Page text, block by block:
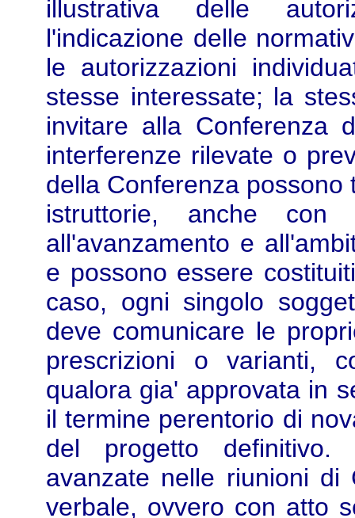
illustrativa delle
l'indicazione delle
le autorizzazioni
stesse interessate; la
invitare alla Conferenza
interferenze rilevate o
della Conferenza
istruttorie, anche con
all'avanzamento e
e possono essere
caso, ogni singolo
deve comunicare le
prescrizioni o varianti,
qualora gia' approvata in
il termine perentorio di
del progetto definitivo.
avanzate nelle riunioni di
verbale, ovvero con atto